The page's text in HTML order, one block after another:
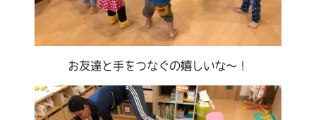
お友達と手をつなぐの嬉しいな～！